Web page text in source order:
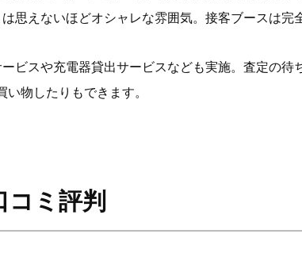
思えないほどオシャレな雰囲気。接客ブースは完
ビスや充電器貸出サービスなども実施。査定の待
物したりもできます。
ミ評判